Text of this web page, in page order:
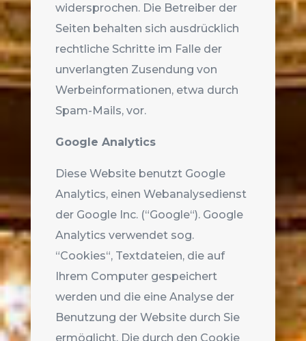
widersprochen. Die Betreiber der
Seiten behalten sich ausdrücklich
rechtliche Schritte im Falle der
unverlangten Zusendung von
Werbeinformationen, etwa durch
Spam-Mails, vor.
Google Analytics
Diese Website benutzt Google
Analytics, einen Webanalysedienst
der Google Inc. (“Google“). Google
Analytics verwendet sog.
“Cookies“, Textdateien, die auf
Ihrem Computer gespeichert
werden und die eine Analyse der
Benutzung der Website durch Sie
ermöglicht. Die durch den Cookie